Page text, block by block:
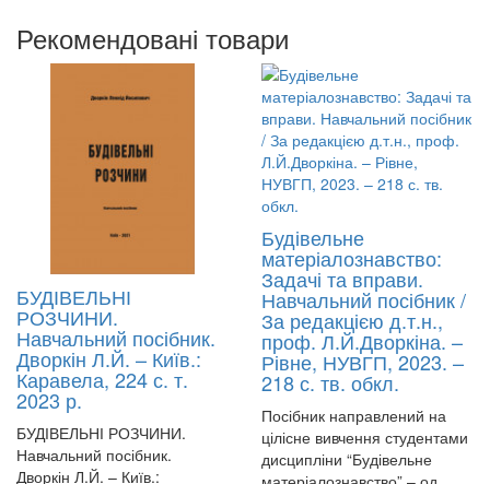
Рекомендовані товари
БУДІВЕЛЬНІ
РОЗЧИНИ.
Навчальний посібник.
Дворкін Л.Й. – Київ.:
Каравела, 224 с. т.
2023 р.
БУДІВЕЛЬНІ РОЗЧИНИ.
Навчальний посібник.
Дворкін Л.Й. – Київ.:
Будівельне
матеріалознавство:
Задачі та вправи.
Навчальний посібник /
За редакцією д.т.н.,
проф. Л.Й.Дворкіна. –
Рівне, НУВГП, 2023. –
218 с. тв. обкл.
Посібник направлений на
цілісне вивчення студентами
дисципліни “Будівельне